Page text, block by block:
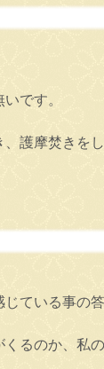
です。
護摩焚きを
ている事の
るのか、